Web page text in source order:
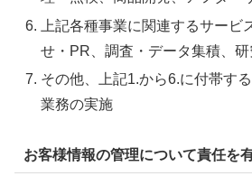
上記各種事業に関連するサービ
せ・PR、調査・データ集積、研
その他、上記1.から6.に付帯す
業務の実施
お客様情報の管理について責任を